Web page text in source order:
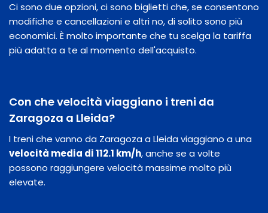
Ci sono due opzioni, ci sono biglietti che, se consentono
modifiche e cancellazioni e altri no, di solito sono più
economici. È molto importante che tu scelga la tariffa
più adatta a te al momento dell'acquisto.
Con che velocità viaggiano i treni da
Zaragoza a Lleida?
I treni che vanno da Zaragoza a Lleida viaggiano a una
velocità media di 112.1 km/h, anche se a volte
possono raggiungere velocità massime molto più
elevate.